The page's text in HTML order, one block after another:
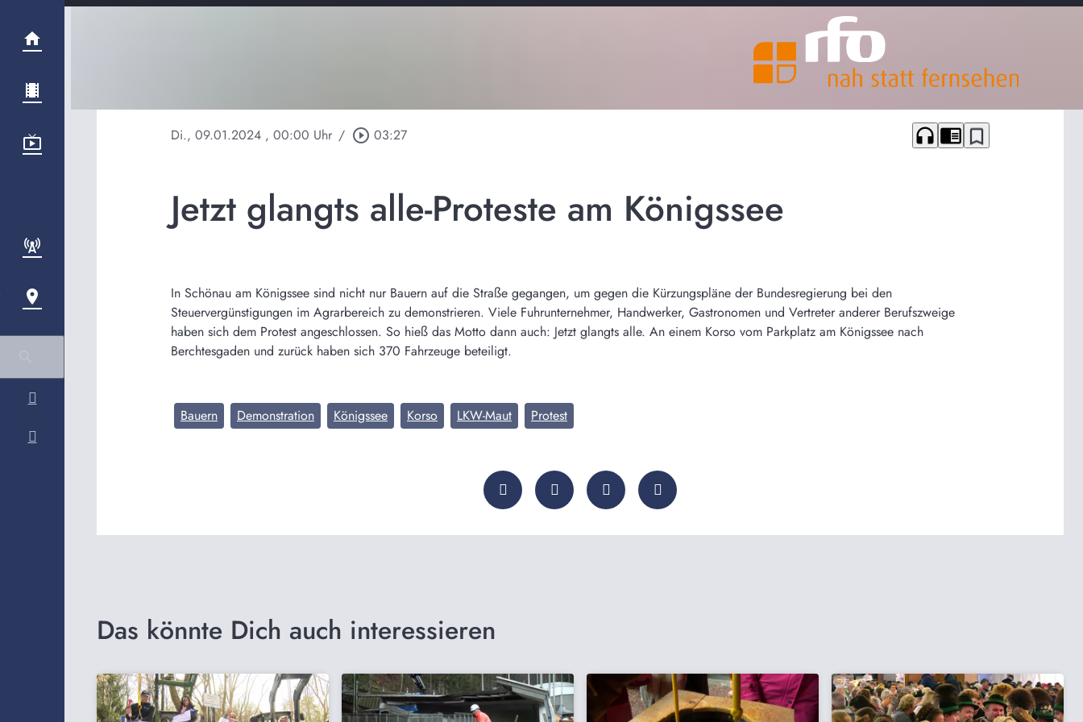
Di., 09.01.2024 , 00:00 Uhr / play_circle_outline 03:27 headphones chrome_reader_mode bookmark_border
Jetzt glangts alle-Proteste am Königssee
In Schönau am Königssee sind nicht nur Bauern auf die Straße gegangen, um gegen die Kürzungspläne der Bundesregierung bei den
Steuervergünstigungen im Agrarbereich zu demonstrieren. Viele Fuhrunternehmer, Handwerker, Gastronomen und Vertreter anderer Berufszweige
haben sich dem Protest angeschlossen. So hieß das Motto dann auch: Jetzt glangts alle. An einem Korso vom Parkplatz am Königssee nach
Berchtesgaden und zurück haben sich 370 Fahrzeuge beteiligt.
Bauern Demonstration Königssee Korso LKW-Maut Protest
Das könnte Dich auch interessieren